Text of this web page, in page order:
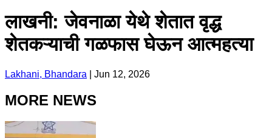
लाखनी: जेवनाळा येथे शेतात वृद्ध
शेतकऱ्याची गळफास घेऊन आत्महत्या
Lakhani, Bhandara Jun 12, 2026
MORE NEWS